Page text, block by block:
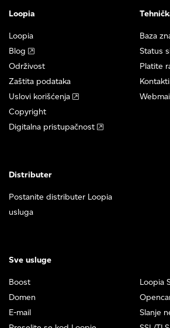
Loopia
Loopia
Blog
Održivost
Zaštita podataka
Uslovi korišćenja
Copyright
Digitalna pristupačnost
Baza
Status
Platite
Distributer
Postanite distributer Loopia
usluga
Sve usluge
Boost
Domen
E-mail
Loopia
Slanje